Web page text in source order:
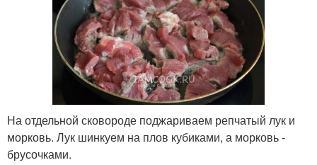
На отдельной сковороде поджариваем репчатый лук и
морковь. Лук шинкуем на плов кубиками, а морковь -
брусочками.